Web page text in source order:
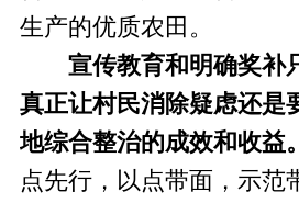
生产的优质农田。
宣传教育和明确奖补
真正让村民消除疑虑还是
地综合整治的成效和收益。
点先行，以点带面，示范